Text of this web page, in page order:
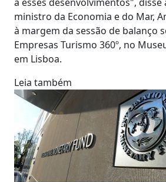
ministro da Economia e do Mar,
à margem da sessão de balanço
Empresas Turismo 360º, no
em Lisboa.
Leia também